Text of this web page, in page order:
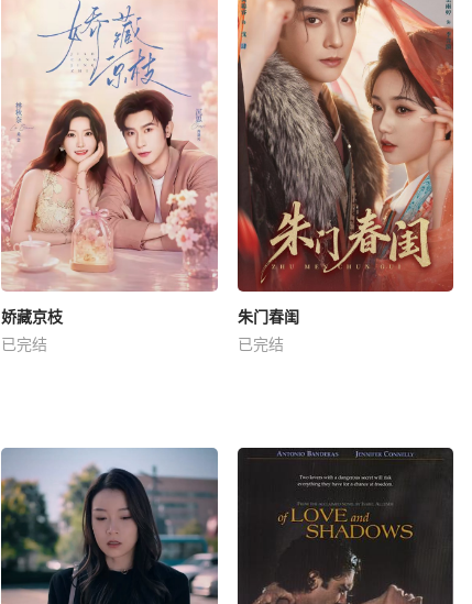
娇藏京枝
已完结
朱门春闺
已完结